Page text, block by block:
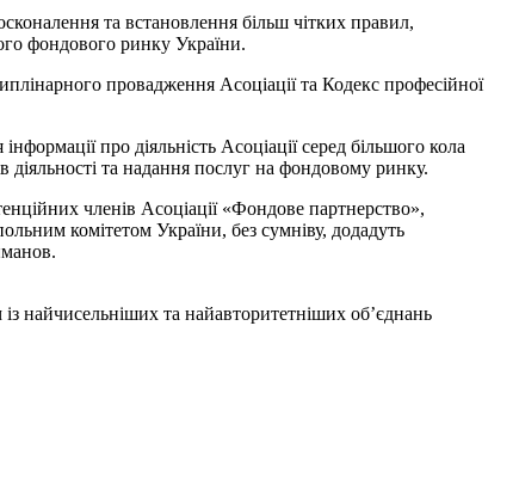
та встановлення більш чітких правил,
фондового ринку України.
провадження Асоціації та Кодекс професійної
про діяльність Асоціації серед більшого кола
діяльності та надання послуг на фондовому ринку.
членів Асоціації «Фондове партнерство»,
комітетом України, без сумніву, додадуть
найчисельніших та найавторитетніших об’єднань